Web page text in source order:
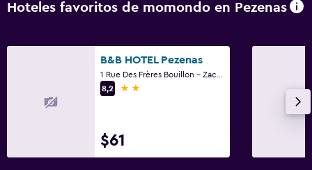
Hoteles favoritos de momondo en Pezenas
B&B HOTEL Pezenas
8,2
2 estrellas
$61